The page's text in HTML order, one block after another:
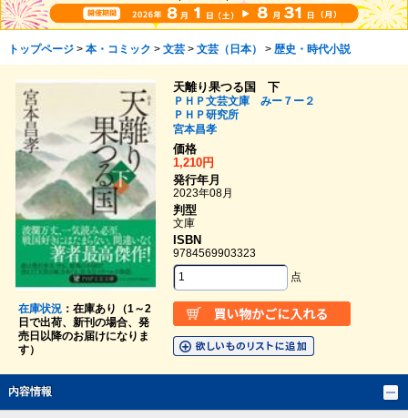
トップページ> 本・コミック > 文芸> 文芸（日本） > 歴史・時代小説
在庫状況：在庫あり（1～2
日で出荷、新刊の場合、発
売日以降のお届けになりま
す）
天離り果つる国 下
ＰＨＰ文芸文庫 みー７ー２
ＰＨＰ研究所
宮本昌孝
価格
1,210円
発行年月
2023年08月
判型
文庫
ISBN
9784569903323
点
内容情報